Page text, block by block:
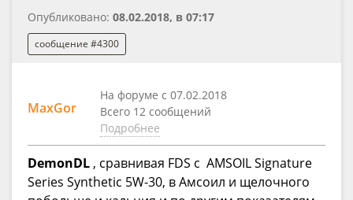
Опубликовано: 08.02.2018, в 07:17
сообщение #4300
MaxGor
На форуме с 07.02.2018
Всего 12 сообщений
Подробнее
DemonDL , сравнивая FDS c AMSOIL Signature
Series Synthetic 5W-30, в Амсоил и щелочного